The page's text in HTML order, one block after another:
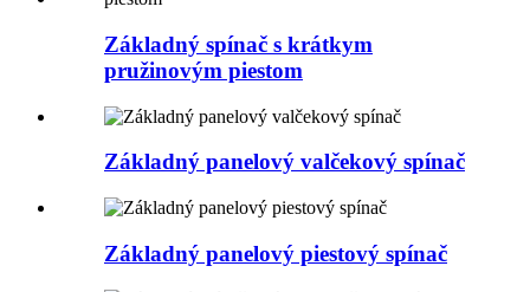
Základný spínač s krátkym
pružinovým piestom
Základný panelový valčekový spínač
Základný panelový piestový spínač